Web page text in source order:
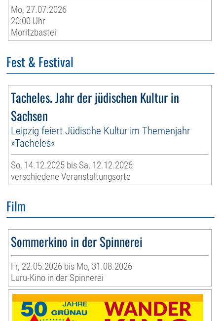
Mo, 27.07.2026
20:00 Uhr
Moritzbastei
Fest & Festival
Tacheles. Jahr der jüdischen Kultur in
Sachsen
Leipzig feiert Jüdische Kultur im Themenjahr
»Tacheles«
So, 14.12.2025 bis Sa, 12.12.2026
verschiedene Veranstaltungsorte
Film
Sommerkino in der Spinnerei
Fr, 22.05.2026 bis Mo, 31.08.2026
Luru-Kino in der Spinnerei